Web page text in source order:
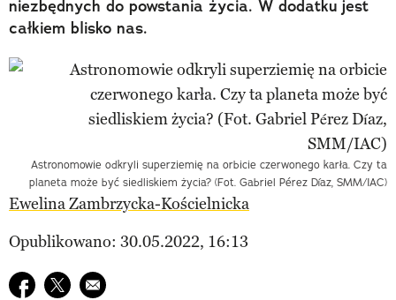
niezbędnych do powstania życia. W dodatku jest
całkiem blisko nas.
Astronomowie odkryli superziemię na orbicie czerwonego karła. Czy ta
planeta może być siedliskiem życia? (Fot. Gabriel Pérez Díaz, SMM/IAC)
Ewelina Zambrzycka-Kościelnicka
Opublikowano: 30.05.2022, 16:13
Udostępnij na facebook
Udostępnij na twitter
E-mail do przyjaciela